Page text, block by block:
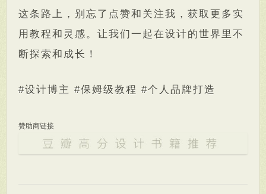
这条路上，别忘了点赞和关注我，获取更多实
用教程和灵感。让我们一起在设计的世界里不
断探索和成长！
#设计博主 #保姆级教程 #个人品牌打造
赞助商链接